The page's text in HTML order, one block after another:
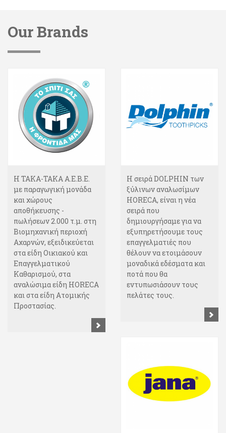
Our Brands
Η ΤΑΚΑ-ΤΑΚΑ Α.Ε.Β.Ε.
με παραγωγική μονάδα
και χώρους
αποθήκευσης -
πωλήσεων 2.000 τ.μ. στη
Βιομηχανική περιοχή
Αχαρνών, εξειδικεύεται
στα είδη Οικιακού και
Επαγγελματικού
Καθαρισμού, στα
αναλώσιμα είδη HORECA
και στα είδη Ατομικής
Προστασίας.
Η σειρά DOLPHIΝ των
ξύλινων αναλωσίμων
HORECA, είναι η νέα
σειρά που
δημιουργήσαμε για να
εξυπηρετήσουμε τους
επαγγελματιές που
θέλουν να ετοιμάσουν
μοναδικά εδέσματα και
ποτά που θα
εντυπωσιάσουν τους
πελάτες τους.